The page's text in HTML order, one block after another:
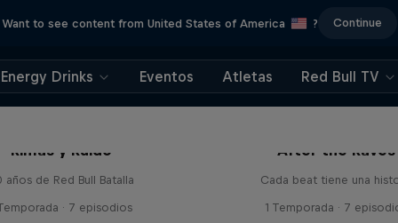
Want to see content from United States of America ? Continue
Energy Drinks Eventos Atletas Red Bull TV
Rimas y Ruido
años de Red Bull Batalla
· 7 episodios
After the Raves
Cada beat tiene una
1 Temporada · 7